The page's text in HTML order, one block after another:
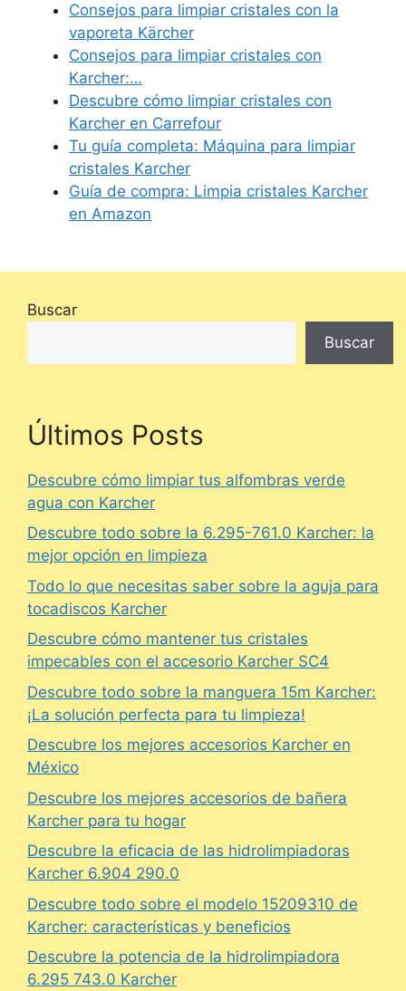
Consejos para limpiar cristales con la
vaporeta Kärcher
Consejos para limpiar cristales con
Karcher:…
Descubre cómo limpiar cristales con
Karcher en Carrefour
Tu guía completa: Máquina para limpiar
cristales Karcher
Guía de compra: Limpia cristales Karcher
en Amazon
Buscar
Buscar
Últimos Posts
Descubre cómo limpiar tus alfombras verde
agua con Karcher
Descubre todo sobre la 6.295-761.0 Karcher: la
mejor opción en limpieza
Todo lo que necesitas saber sobre la aguja para
tocadiscos Karcher
Descubre cómo mantener tus cristales
impecables con el accesorio Karcher SC4
Descubre todo sobre la manguera 15m Karcher:
¡La solución perfecta para tu limpieza!
Descubre los mejores accesorios Karcher en
México
Descubre los mejores accesorios de bañera
Karcher para tu hogar
Descubre la eficacia de las hidrolimpiadoras
Karcher 6.904 290.0
Descubre todo sobre el modelo 15209310 de
Karcher: características y beneficios
Descubre la potencia de la hidrolimpiadora
6.295 743.0 Karcher